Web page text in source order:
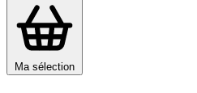
Ma sélection